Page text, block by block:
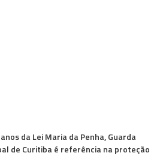
da Lei Maria da Penha, Guarda
de Curitiba é referência na proteção